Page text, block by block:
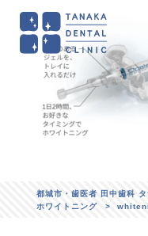
都城市・歯医者 田中歯科
ホワイトニング
>